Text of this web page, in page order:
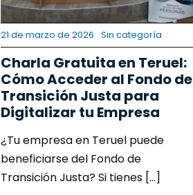
21 de marzo de 2026 Sin categoría
Charla Gratuita en Teruel:
Cómo Acceder al Fondo de
Transición Justa para
Digitalizar tu Empresa
¿Tu empresa en Teruel puede
beneficiarse del Fondo de
Transición Justa? Si tienes [...]